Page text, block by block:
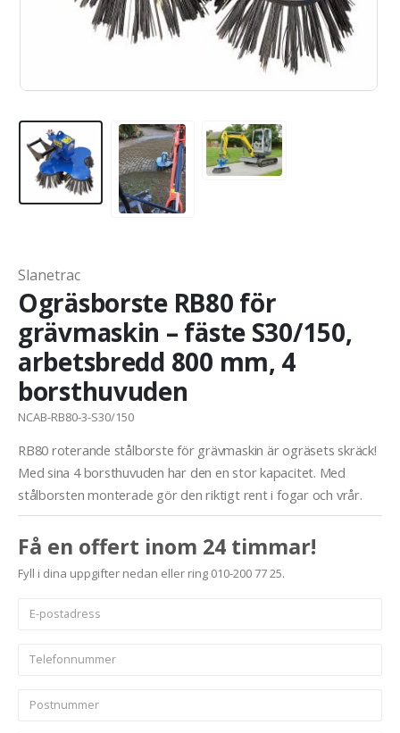
Slanetrac
Ogräsborste RB80 för
grävmaskin – fäste S30/150,
arbetsbredd 800 mm, 4
borsthuvuden
NCAB-RB80-3-S30/150
RB80 roterande stålborste för grävmaskin är ogräsets skräck!
Med sina 4 borsthuvuden har den en stor kapacitet. Med
stålborsten monterade gör den riktigt rent i fogar och vrår.
Få en offert inom 24 timmar!
Fyll i dina uppgifter nedan eller ring 010-200 77 25.